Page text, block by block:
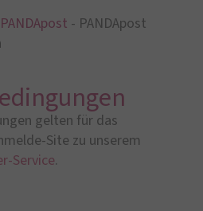
- PANDApost
gelten für das
Site zu unserem
Service.